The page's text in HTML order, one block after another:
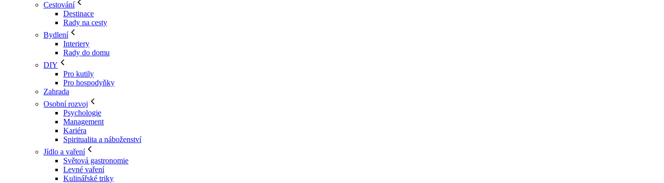
Cestování
Destinace
Rady na cesty
Bydlení
Interiery
Rady do domu
DIY
Pro kutily
Pro hospodyňky
Zahrada
Osobní rozvoj
Psychologie
Management
Kariéra
Spiritualita a náboženství
Jídlo a vaření
Světová gastronomie
Levné vaření
Kulinářské triky